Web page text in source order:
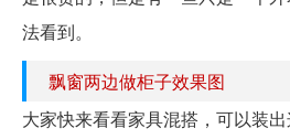
法看到。
飘窗两边做柜子效果图
大家快来看看家具混搭，可以装